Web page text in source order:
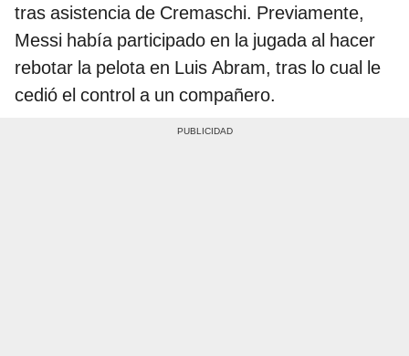
tras asistencia de Cremaschi. Previamente,
Messi había participado en la jugada al hacer
rebotar la pelota en Luis Abram, tras lo cual le
cedió el control a un compañero.